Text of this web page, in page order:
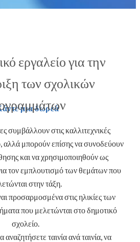
μια δωρεά
εργαλείο για την
των σχολικών
συμβάλλουν στις καλλιτεχνικές
αλλά μπορούν επίσης να συνοδεύουν
και να χρησιμοποιηθούν ως
τον εμπλουτισμό των θεμάτων που
στην τάξη.
προσαρμοσμένα στις ηλικίες των
που μελετώνται στο δημοτικό
σχολείο.
ταινία ανά ταινία, να